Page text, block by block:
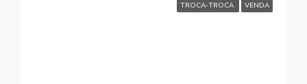
TROCA-TROCA VENDA